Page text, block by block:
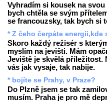
Vyhradím si kousek na
bych chtěla se svým
se francouzsky, tak bych si
* Z čeho čerpáte energii,kde
Skoro každý režisér s
myslím na jevišti. Mám
Jeviště je skvělá příležitost.
vás jak vysaje, tak nabije.
* bojíte se Prahy, v Praze?
Do Plzně jsem se tak
musím. Praha je pro mě